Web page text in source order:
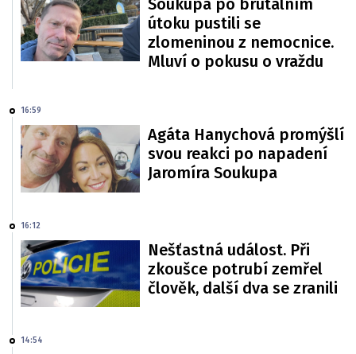
Soukupa po brutálním
útoku pustili se
zlomeninou z nemocnice.
Mluví o pokusu o vraždu
16:59
Agáta Hanychová promýšlí
svou reakci po napadení
Jaromíra Soukupa
16:12
Nešťastná událost. Při
zkoušce potrubí zemřel
člověk, další dva se zranili
14:54